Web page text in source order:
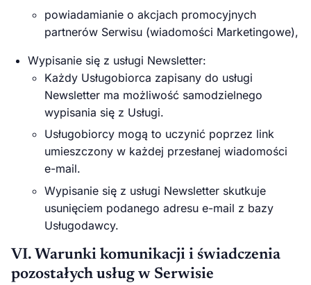
powiadamianie o akcjach promocyjnych
partnerów Serwisu (wiadomości Marketingowe),
Wypisanie się z usługi Newsletter:
Każdy Usługobiorca zapisany do usługi
Newsletter ma możliwość samodzielnego
wypisania się z Usługi.
Usługobiorcy mogą to uczynić poprzez link
umieszczony w każdej przesłanej wiadomości
e-mail.
Wypisanie się z usługi Newsletter skutkuje
usunięciem podanego adresu e-mail z bazy
Usługodawcy.
VI. Warunki komunikacji i świadczenia
pozostałych usług w Serwisie